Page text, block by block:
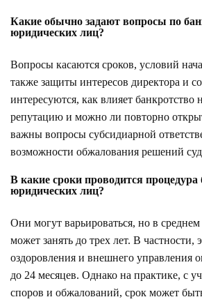
Какие обычно задают вопросы по
юридических лиц?
Вопросы касаются сроков, условий
также защиты интересов директора и
интересуются, как влияет
репутацию и можно ли повторно
важны вопросы субсидиарной
возможности обжалования решений
В какие сроки проводится процедура
юридических лиц?
Они могут варьироваться, но в
может занять до трех лет. В частности,
оздоровления и внешнего управления
до 24 месяцев. Однако на практике, с
споров и обжалований, срок может